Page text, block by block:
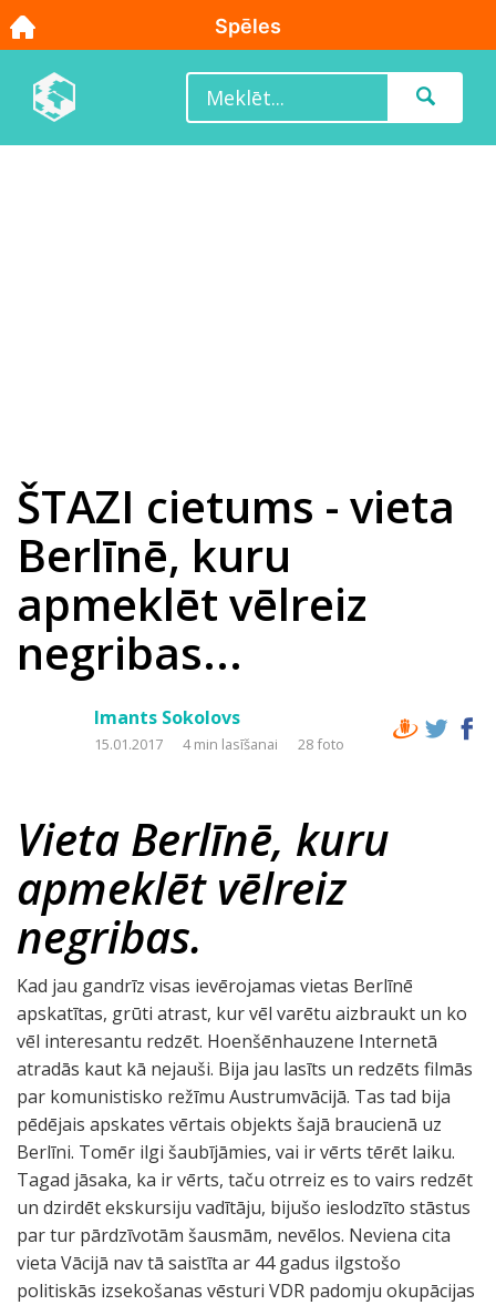
ŠTAZI cietums - vieta
Berlīnē, kuru
apmeklēt vēlreiz
negribas...
Imants Sokolovs
15.01.2017 4 min lasīšanai 28 foto
Vieta Berlīnē, kuru
apmeklēt vēlreiz
negribas.
Kad jau gandrīz visas ievērojamas vietas Berlīnē
apskatītas, grūti atrast, kur vēl varētu aizbraukt un ko
vēl interesantu redzēt. Hoenšēnhauzene Internetā
atradās kaut kā nejauši. Bija jau lasīts un redzēts filmās
par komunistisko režīmu Austrumvācijā. Tas tad bija
pēdējais apskates vērtais objekts šajā braucienā uz
Berlīni. Tomēr ilgi šaubījāmies, vai ir vērts tērēt laiku.
Tagad jāsaka, ka ir vērts, taču otrreiz es to vairs redzēt
un dzirdēt ekskursiju vadītāju, bijušo ieslodzīto stāstus
par tur pārdzīvotām šausmām, nevēlos. Neviena cita
vieta Vācijā nav tā saistīta ar 44 gadus ilgstošo
politiskās izsekošanas vēsturi VDR padomju okupācijas